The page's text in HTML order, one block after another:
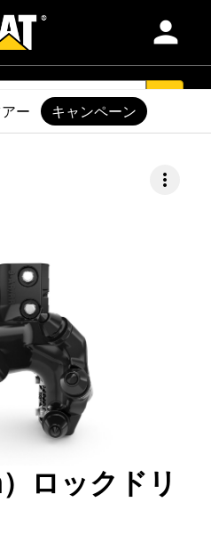
person
more_vert
）ロックドリ
ー キャンペーン